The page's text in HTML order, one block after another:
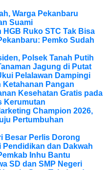
Warga Pekanbaru
Suami
HGB Ruko STC Tak Bisa
Pemko Sudah
Polsek Tanah Putih
Jagung di Putat
Pelalawan Dampingi
Ketahanan Pangan
Kesehatan Gratis pada
Kerumutan
Champion 2026,
Pertumbuhan
Besar Perlis Dorong
dan Dakwah
Inhu Bantu
SD dan SMP Negeri